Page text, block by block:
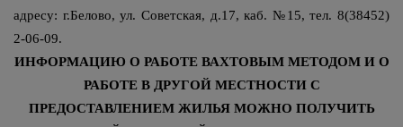
адресу: г.Белово, ул. Советская, д.17, каб. №15, тел. 8(38452)
2-06-09.
ИНФОРМАЦИЮ О РАБОТЕ ВАХТОВЫМ МЕТОДОМ И О
РАБОТЕ В ДРУГОЙ МЕСТНОСТИ С
ПРЕДОСТАВЛЕНИЕМ ЖИЛЬЯ МОЖНО ПОЛУЧИТЬ